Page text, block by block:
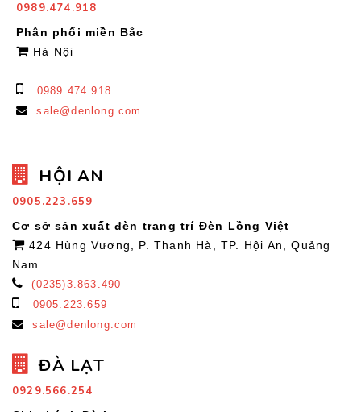
0989.474.918
Phân phối miền Bắc
Hà Nội
0989.474.918
sale@denlong.com
HỘI AN
0905.223.659
Cơ sở sản xuất đèn trang trí Đèn Lồng Việt
424 Hùng Vương, P. Thanh Hà, TP. Hội An, Quảng
Nam
(0235)3.863.490
0905.223.659
sale@denlong.com
ĐÀ LẠT
0929.566.254